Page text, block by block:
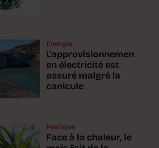
Energie
L'approvisionnement
en électricité est
assuré malgré la
canicule
Pratique
Face à la chaleur, le